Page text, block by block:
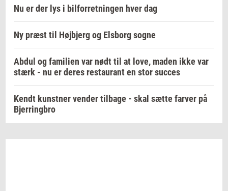
Nu er der lys i bilforretningen hver dag
Ny præst til Højbjerg og Elsborg sogne
Abdul og familien var nødt til at love, maden ikke var
stærk - nu er deres restaurant en stor succes
Kendt kunstner vender tilbage - skal sætte farver på
Bjerringbro